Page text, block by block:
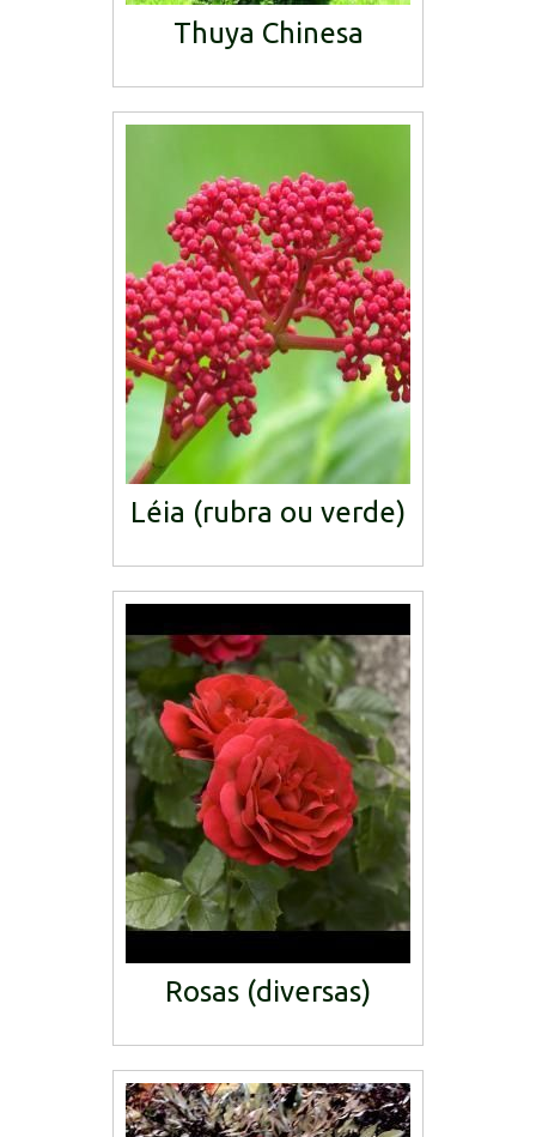
Thuya Chinesa
Léia (rubra ou verde)
Rosas (diversas)